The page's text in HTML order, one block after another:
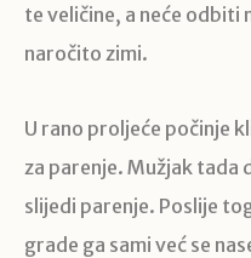
te veličine, a neće odbiti
naročito zimi.
U rano proljeće počinje
za parenje. Mužjak tada
slijedi parenje. Poslije
grade ga sami već se